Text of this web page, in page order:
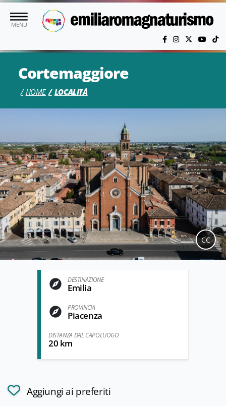
Vai al contenuto principale
MENU
Cortemaggiore
HOME LOCALITÀ
CC
DESTINAZIONE
Emilia
PROVINCIA
Piacenza
DISTANZA DAL CAPOLUOGO
20 km
Aggiungi ai preferiti